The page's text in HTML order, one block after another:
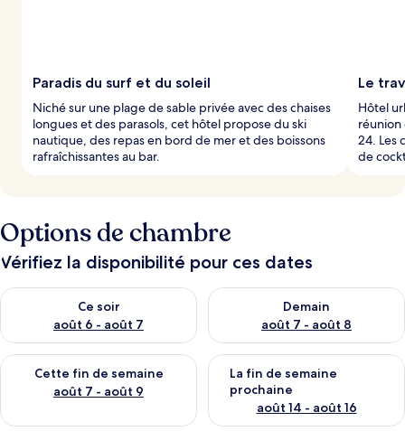
Paradis du surf et du soleil
Niché sur une plage de sable privée avec des chaises
longues et des parasols, cet hôtel propose du ski
nautique, des repas en bord de mer et des boissons
rafraîchissantes au bar.
Le
Hôtel
réunion
24. Les
de
Options de chambre
Vérifiez la disponibilité pour ces dates
Ce soir
août 6 - août 7
Vérifier la disponibilité pour ce soir août 6 - août 7
Demain
août 7 - août 8
Vérifier la disponibilité pour
Cette fin de semaine
août 7 - août 9
Vérifier la disponibilité pour cette fin de semaine août 7 -
La fin de semaine
prochaine
août 14 - août 16
Vérifier la disponibilité pour